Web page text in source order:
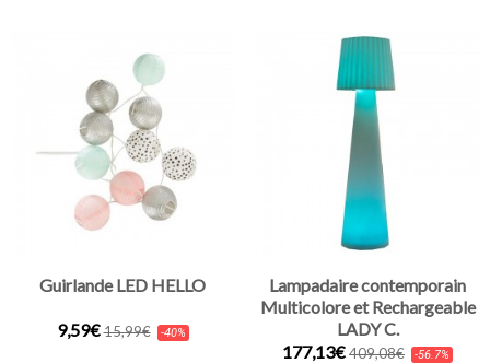
Guirlande LED HELLO
9,59€15,99€ -40%
Lampadaire contemporain
Multicolore et Rechargeable
LADY C.
177,13€409,08€ -56.7%